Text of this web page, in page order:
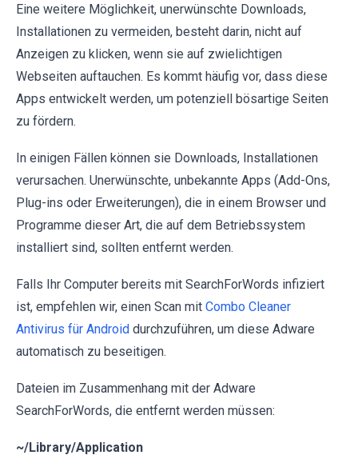
Eine weitere Möglichkeit, unerwünschte Downloads,
Installationen zu vermeiden, besteht darin, nicht auf
Anzeigen zu klicken, wenn sie auf zwielichtigen
Webseiten auftauchen. Es kommt häufig vor, dass diese
Apps entwickelt werden, um potenziell bösartige Seiten
zu fördern.
In einigen Fällen können sie Downloads, Installationen
verursachen. Unerwünschte, unbekannte Apps (Add-Ons,
Plug-ins oder Erweiterungen), die in einem Browser und
Programme dieser Art, die auf dem Betriebssystem
installiert sind, sollten entfernt werden.
Falls Ihr Computer bereits mit SearchForWords infiziert
ist, empfehlen wir, einen Scan mit Combo Cleaner
Antivirus für Android durchzuführen, um diese Adware
automatisch zu beseitigen.
Dateien im Zusammenhang mit der Adware
SearchForWords, die entfernt werden müssen:
~/Library/Application